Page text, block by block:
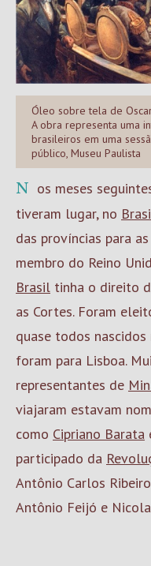
Óleo sobre tela de
A obra representa uma
brasileiros em uma
público, Museu Paulista
Nos meses
tiveram lugar, no
das províncias para
membro do Reino
Brasil tinha o direito
as Cortes. Foram
quase todos
foram para Lisboa.
representantes de
viajaram estavam
como Cipriano Barata
participado da
Antônio Carlos
Antônio Feijó e